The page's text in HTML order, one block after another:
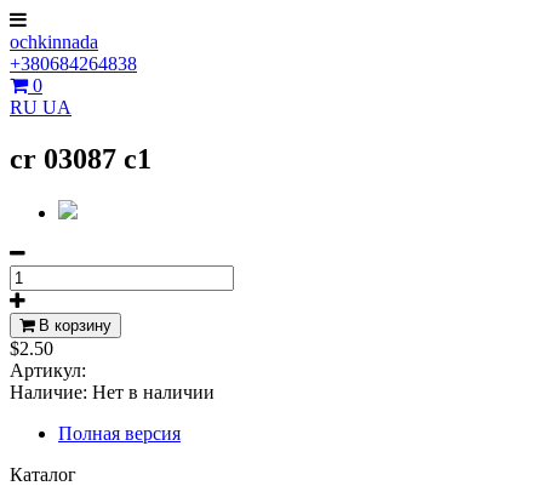
ochkinnada
+380684264838
0
RU UA
cr 03087 c1
В корзину
$2.50
Артикул:
Наличие: Нет в наличии
Полная версия
Каталог